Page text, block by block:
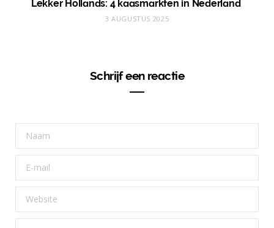
Lekker Hollands: 4 kaasmarkten in Nederland
3 AUGUSTUS 2025
Schrijf een reactie